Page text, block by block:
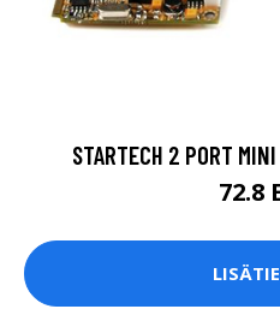
STARTECH 2 PORT
72.8